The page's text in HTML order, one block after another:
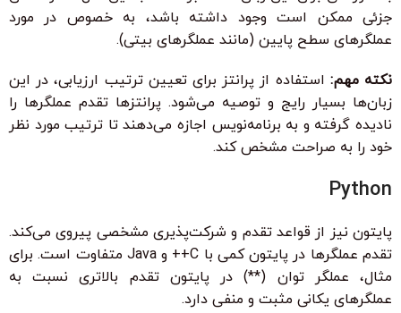
جزئی ممکن است وجود داشته باشد، به خصوص در مورد
عملگرهای سطح پایین (مانند عملگرهای بیتی).
نکته مهم: استفاده از پرانتز برای تعیین ترتیب ارزیابی، در این
زبان‌ها بسیار رایج و توصیه می‌شود. پرانتزها تقدم عملگرها را
نادیده گرفته و به برنامه‌نویس اجازه می‌دهند تا ترتیب مورد نظر
خود را به صراحت مشخص کند.
Python
پایتون نیز از قواعد تقدم و شرکت‌پذیری مشخصی پیروی می‌کند.
تقدم عملگرها در پایتون کمی با C++ و Java متفاوت است. برای
مثال، عملگر توان (**) در پایتون تقدم بالاتری نسبت به
عملگرهای یکانی مثبت و منفی دارد.